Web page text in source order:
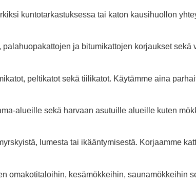
kuntotarkastuksessa tai katon kausihuollon
ja bitumikattojen korjaukset
peltikatot sekä tiilikatot. Käytämme aina
alueille sekä harvaan asutuille alueille kuten
lumesta tai ikääntymisestä. Korjaamme
omakotitaloihin, kesämökkeihin, saunamökkeihin